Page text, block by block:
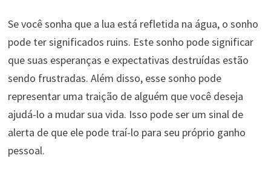
Se você sonha que a lua está refletida na água, o sonho
pode ter significados ruins. Este sonho pode significar
que suas esperanças e expectativas destruídas estão
sendo frustradas. Além disso, esse sonho pode
representar uma traição de alguém que você deseja
ajudá-lo a mudar sua vida. Isso pode ser um sinal de
alerta de que ele pode traí-lo para seu próprio ganho
pessoal.